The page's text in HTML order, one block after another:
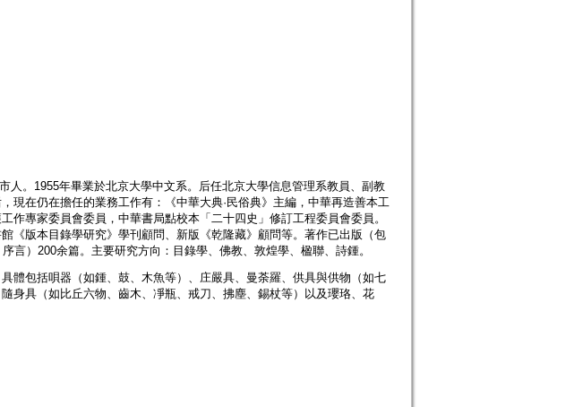
人。1955年畢業於北京大學中文系。后任北京大學信息管理系教員、副教
現在仍在擔任的業務工作有：《中華大典·民俗典》主編，中華再造善本工
作專家委員會委員，中華書局點校本「二十四史」修訂工程委員會委員。
《版本目錄學研究》學刊顧問、新版《乾隆藏》顧問等。著作已出版（包
言）200余篇。主要研究方向：目錄學、佛教、敦煌學、楹聯、詩鍾。
體包括唄器（如鍾、鼓、木魚等）、庄嚴具、曼荼羅、供具與供物（如七
身具（如比丘六物、齒木、凈瓶、戒刀、拂塵、錫杖等）以及瓔珞、花